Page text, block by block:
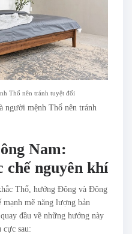
Thổ nên tránh tuyệt đối
người mệnh Thổ nên tránh
Nam:
chế nguyên khí
Thổ, hướng Đông và Đông
mạnh mẽ năng lượng bản
đầu về những hướng này
cực sau: